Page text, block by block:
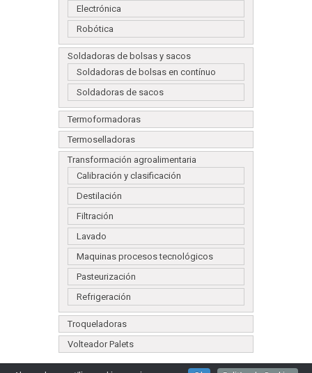
Electrónica
Robótica
Soldadoras de bolsas y sacos
Soldadoras de bolsas en contínuo
Soldadoras de sacos
Termoformadoras
Termoselladoras
Transformación agroalimentaria
Calibración y clasificación
Destilación
Filtración
Lavado
Maquinas procesos tecnológicos
Pasteurización
Refrigeración
Troqueladoras
Volteador Palets